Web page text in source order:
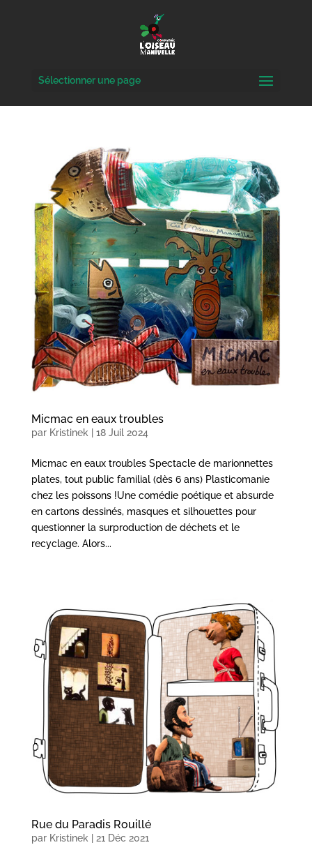
Sélectionner une page
Micmac en eaux troubles
par Kristinek 18 Juil 2024
Micmac en eaux troubles Spectacle de marionnettes
plates, tout public familial (dès 6 ans) Plasticomanie
chez les poissons !Une comédie poétique et absurde
en cartons dessinés, masques et silhouettes pour
questionner la surproduction de déchets et le
recyclage. Alors...
Rue du Paradis Rouillé
par Kristinek 21 Déc 2021